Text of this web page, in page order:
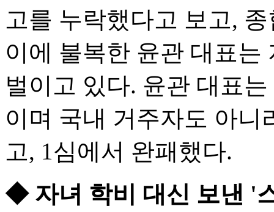
고를 누락했다고 보고,
이에 불복한 윤관 대표는
벌이고 있다. 윤관 대표
이며 국내 거주자도 아니
고, 1심에서 완패했다.
◆ 자녀 학비 대신 보낸 '